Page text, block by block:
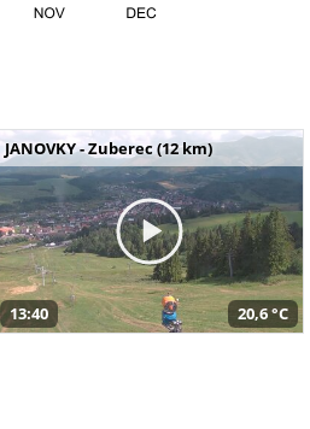
JANOVKY - Zuberec (12 km)
13:40 20,6 °C